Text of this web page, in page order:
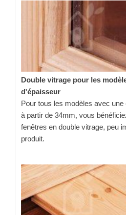
Double vitrage pour les
d'épaisseur
Pour tous les modèles avec
à partir de 34mm, vous
fenêtres en double vitrage, peu
produit.